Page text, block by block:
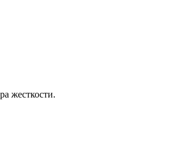
жесткости.